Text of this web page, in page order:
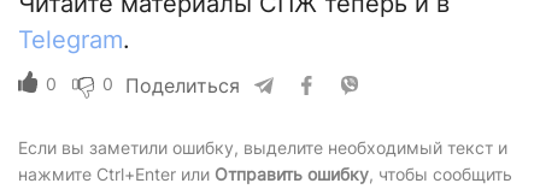
Telegram.
0 0 Поделиться
Если вы заметили ошибку, выделите необходимый текст и
нажмите Ctrl+Enter или Отправить ошибку, чтобы сообщить